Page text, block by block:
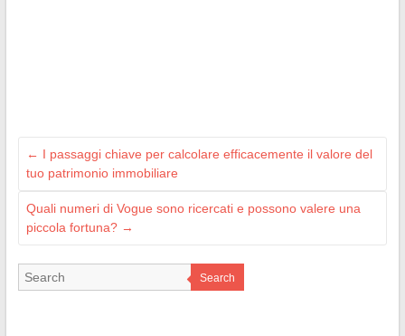
← I passaggi chiave per calcolare efficacemente il valore del
tuo patrimonio immobiliare
Quali numeri di Vogue sono ricercati e possono valere una
piccola fortuna? →
Search